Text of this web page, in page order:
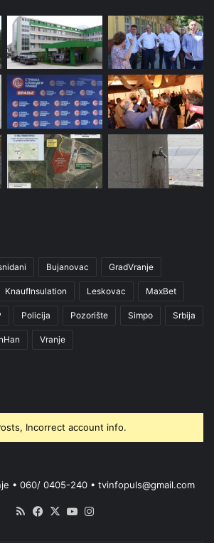
Bujanovac GradVranje
KnaufInsulation Leskovac MaxBet
Policija Pozorište Simpo Srbija
Vranje
Incorrect account info.
• 060/ 0405-240 • tvinfopuls@gmail.com
RSS Facebook
X YouTube